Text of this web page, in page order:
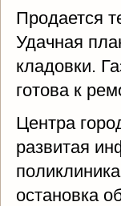
Продается
Удачная
кладовки.
готова к
Центра
развитая
остановка